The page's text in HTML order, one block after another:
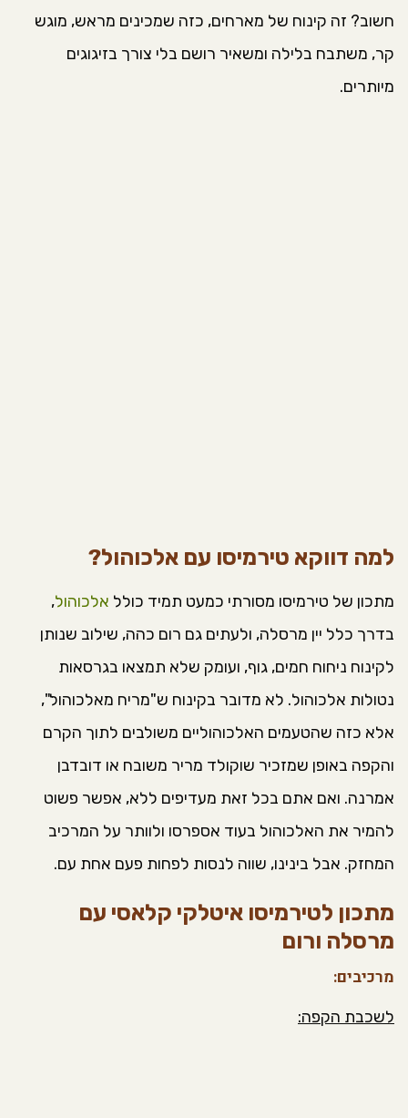
חשוב? זה קינוח של מארחים, כזה שמכינים מראש, מוגש
קר, משתבח בלילה ומשאיר רושם בלי צורך בזיגוגים
מיותרים.
למה דווקא טירמיסו עם אלכוהול?
מתכון של טירמיסו מסורתי כמעט תמיד כולל אלכוהול,
בדרך כלל יין מרסלה, ולעתים גם רום כהה, שילוב שנותן
לקינוח ניחוח חמים, גוף, ועומק שלא תמצאו בגרסאות
נטולות אלכוהול. לא מדובר בקינוח ש"מריח מאלכוהול",
אלא כזה שהטעמים האלכוהוליים משולבים לתוך הקרם
והקפה באופן שמזכיר שוקולד מריר משובח או דובדבן
אמרנה. ואם אתם בכל זאת מעדיפים ללא, אפשר פשוט
להמיר את האלכוהול בעוד אספרסו ולוותר על המרכיב
המחזק. אבל בינינו, שווה לנסות לפחות פעם אחת עם.
מתכון לטירמיסו איטלקי קלאסי עם
מרסלה ורום
מרכיבים:
לשכבת הקפה: